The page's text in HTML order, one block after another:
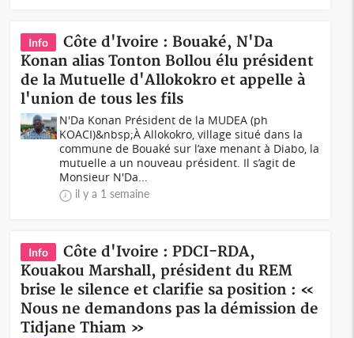
Info
Côte d'Ivoire : Bouaké, N'Da
Konan alias Tonton Bollou élu président
de la Mutuelle d'Allokokro et appelle à
l'union de tous les fils
N'Da Konan Président de la MUDEA (ph
KOACI)&nbsp;À Allokokro, village situé dans la
commune de Bouaké sur l’axe menant à Diabo, la
mutuelle a un nouveau président. Il s’agit de
Monsieur N'Da...
il y a 1 semaine
Info
Côte d'Ivoire : PDCI-RDA,
Kouakou Marshall, président du REM
brise le silence et clarifie sa position : «
Nous ne demandons pas la démission de
Tidjane Thiam »